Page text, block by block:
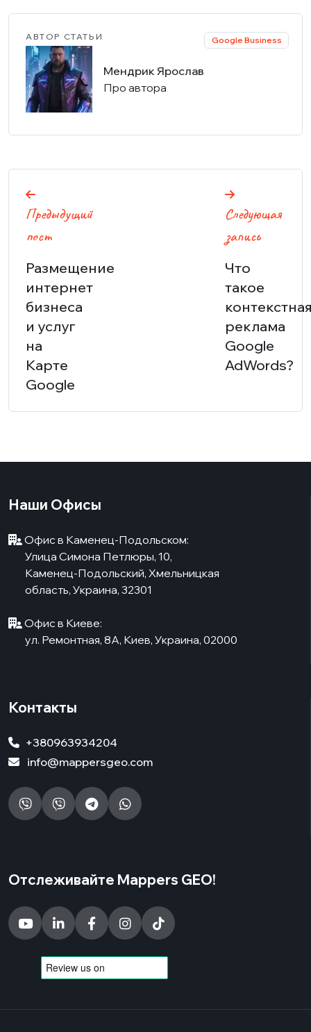
АВТОР СТАТЬИ
Мендрик Ярослав
Про автора
Google Business
Навигация
по
записям
Предыдущий
пост
Размещение
интернет
бизнеса
и услуг
на
Карте
Google
Следующая
запись
Что
такое
реклама
Google
AdWords?
Наши Офисы
Офис в Каменец-Подольском:
Улица Симона Петлюры, 10,
Каменец-Подольский, Хмельницкая
область, Украина, 32301
Офис в Киеве:
ул. Ремонтная, 8А, Киев, Украина, 02000
Контакты
+380963934204
info@mappersgeo.com
Отслеживайте Mappers GEO!